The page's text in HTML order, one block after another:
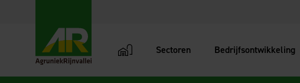
Sectoren Bedrijfsontwikkeling